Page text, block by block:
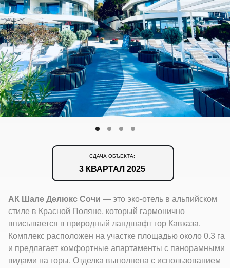
АК Шале Делюкс Сочи — это эко-отель в альпийском
стиле в Красной Поляне, который гармонично
вписывается в природный ландшафт гор Кавказа.
Комплекс расположен на участке площадью около 0.3 га
и предлагает комфортные апартаменты с панорамными
видами на горы. Отделка выполнена с использованием
СДАЧА ОБЪЕКТА:
3 КВАРТАЛ 2025